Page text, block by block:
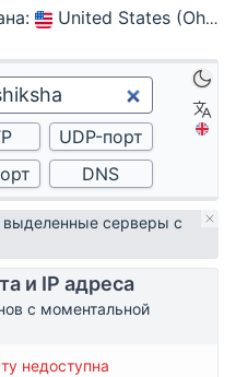
: United States (Ohio, Columbus)
выделенные серверы с
и IP адреса
с моментальной
недоступна